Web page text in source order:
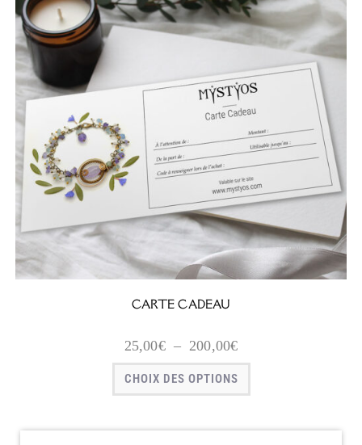
CARTE CADEAU
25,00€ – 200,00€
CHOIX DES OPTIONS